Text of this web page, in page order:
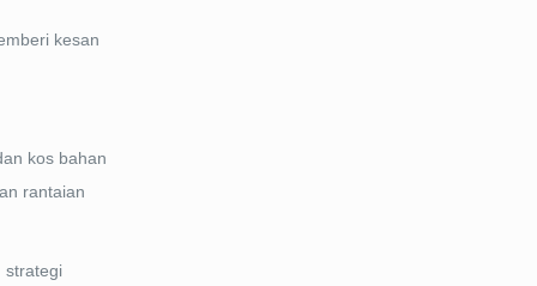
kesan
kos bahan
rantaian
strategi